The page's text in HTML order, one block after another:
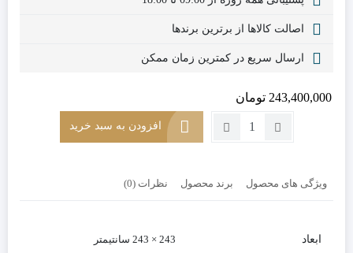
اصالت کالاها از برترین برندها
ارسال سریع در کمترین زمان ممکن
243,400,000 تومان
تعداد:
6
افزودن به سبد خرید
ویژگی های محصول برند محصول نظرات (0)
ابعاد 243 × 243 سانتیمتر